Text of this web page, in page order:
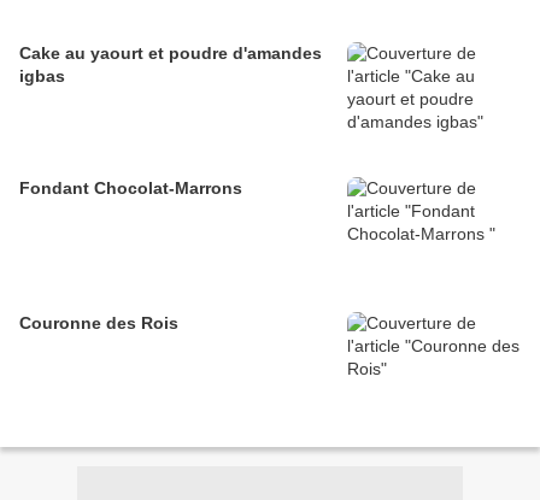
Cake au yaourt et poudre d'amandes
igbas
Fondant Chocolat-Marrons
Couronne des Rois